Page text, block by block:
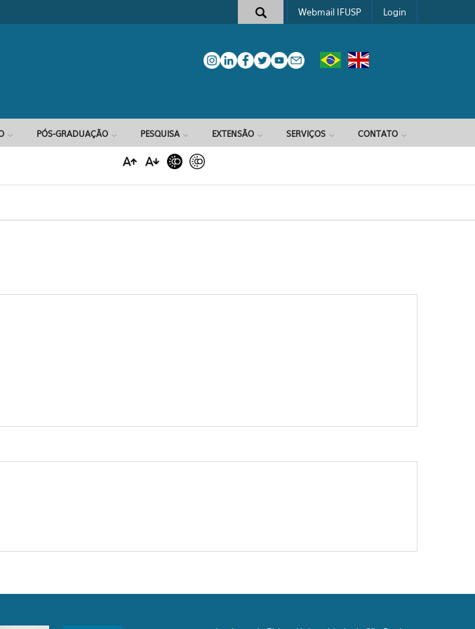
Formulário de busca
Webmail IFUSP Login
PÓS-GRADUAÇÃO PESQUISA EXTENSÃO SERVIÇOS CONTATO